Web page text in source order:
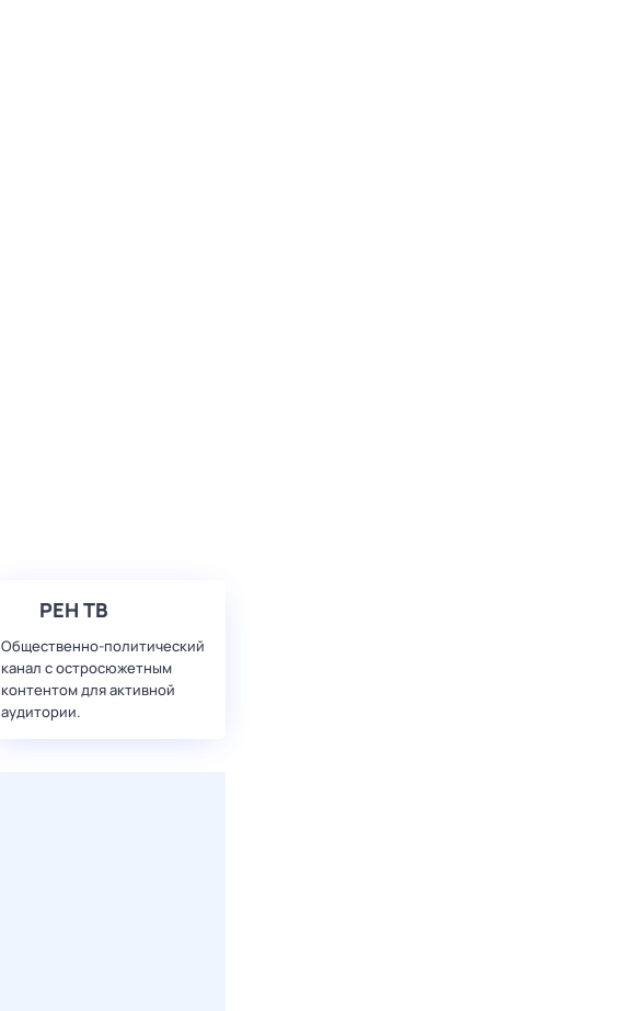
РЕН ТВ
Общественно-политический
канал с остросюжетным
контентом для активной
аудитории.